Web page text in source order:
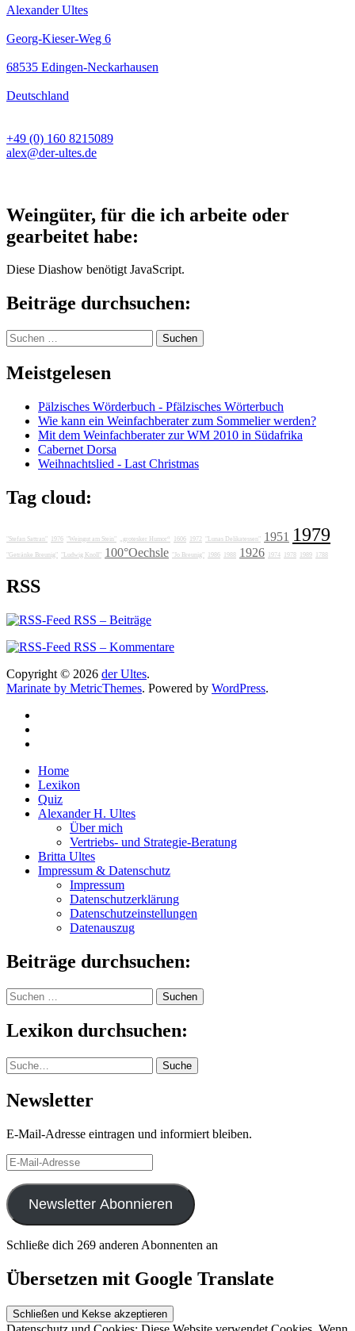
Alexander Ultes
Georg-Kieser-Weg 6
68535 Edingen-Neckarhausen
Deutschland
+49 (0) 160 8215089
alex@der-ultes.de
Weingüter, für die ich arbeite oder
gearbeitet habe:
Diese Diashow benötigt JavaScript.
Beiträge durchsuchen:
Suchen
nach:
Meistgelesen
Pälzisches Wörderbuch - Pfälzisches Wörterbuch
Wie kann ein Weinfachberater zum Sommelier werden?
Mit dem Weinfachberater zur WM 2010 in Südafrika
Cabernet Dorsa
Weihnachtslied - Last Christmas
Tag cloud:
"Stefan Sattran" 1976 "Weingut am Stein" „grotesker Humor“ 1606 1972 "Lunas Delikatessen" 1951 1979
"Getränke Breunig" "Ludwig Knoll" 100°Oechsle "Jo Breunig" 1986 1988 1926 1974 1978 1989 1788
RSS
RSS – Beiträge
RSS – Kommentare
Copyright © 2026 der Ultes.
Marinate by MetricThemes. Powered by WordPress.
Home
Lexikon
Quiz
Alexander H. Ultes
Über mich
Vertriebs- und Strategie-Beratung
Britta Ultes
Impressum & Datenschutz
Impressum
Datenschutzerklärung
Datenschutzeinstellungen
Datenauszug
Beiträge durchsuchen:
Suchen
nach:
Lexikon durchsuchen:
Suche Suche
Newsletter
E-Mail-Adresse eintragen und informiert bleiben.
E-
Mail-
Adresse
Newsletter Abonnieren
Schließe dich 269 anderen Abonnenten an
Übersetzen mit Google Translate